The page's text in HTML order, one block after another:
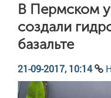
В Пермском
создали
базальте
21-09-2017, 10:14